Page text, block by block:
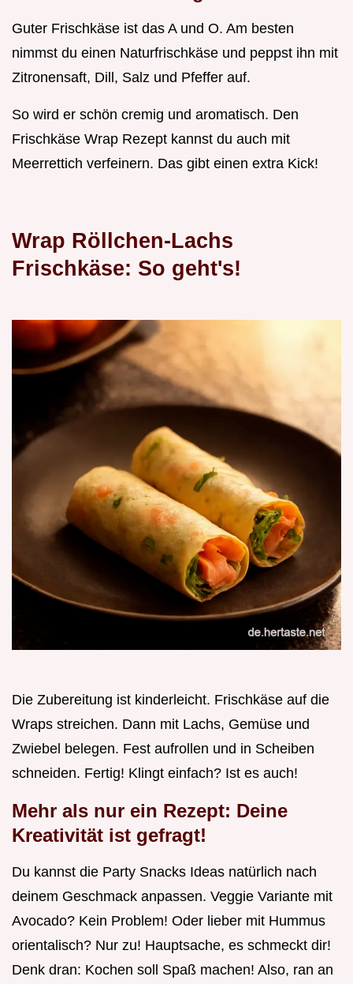
Guter Frischkäse ist das A und O. Am besten
nimmst du einen Naturfrischkäse und peppst ihn mit
Zitronensaft, Dill, Salz und Pfeffer auf.
So wird er schön cremig und aromatisch. Den
Frischkäse Wrap Rezept kannst du auch mit
Meerrettich verfeinern. Das gibt einen extra Kick!
Wrap Röllchen-Lachs
Frischkäse: So geht's!
Die Zubereitung ist kinderleicht. Frischkäse auf die
Wraps streichen. Dann mit Lachs, Gemüse und
Zwiebel belegen. Fest aufrollen und in Scheiben
schneiden. Fertig! Klingt einfach? Ist es auch!
Mehr als nur ein Rezept: Deine
Kreativität ist gefragt!
Du kannst die Party Snacks Ideas natürlich nach
deinem Geschmack anpassen. Veggie Variante mit
Avocado? Kein Problem! Oder lieber mit Hummus
orientalisch? Nur zu! Hauptsache, es schmeckt dir!
Denk dran: Kochen soll Spaß machen! Also, ran an